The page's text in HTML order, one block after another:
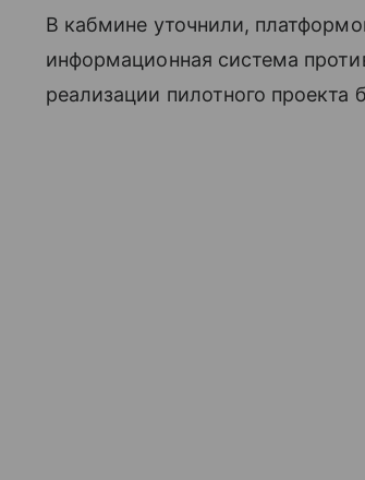
В кабмине уточнили,
информационная система
реализации пилотного проекта